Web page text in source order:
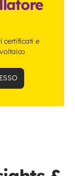
certificati e